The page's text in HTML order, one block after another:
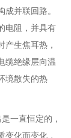
并联回路。
电阻，并具有
产生焦耳热，
缆绝缘层向温
境散失的热
一直恒定的，
变化而变化，